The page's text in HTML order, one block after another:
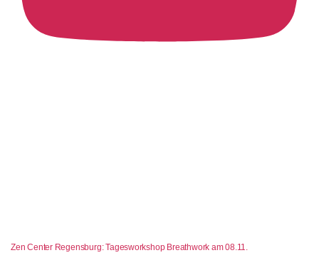
Zen Center Regensburg: Tagesworkshop Breathwork am 08.11.